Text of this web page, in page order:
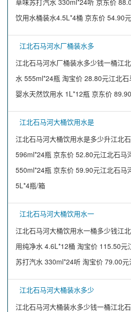
草味苏打汽水 330ml*24听 京东价
饮用水桶装水4.5L*4桶 京东价 54.90
江北石马河水厂桶装水多
江北石马河水厂桶装水多少钱一桶江
水 555ml*24瓶 淘宝价 28.80元江北
婴水天然饮用水 1L*12瓶 京东价
江北石马河大桶饮用水是
江北石马河大桶饮用水是多少升江北
596ml*24瓶 京东价 52.80元江北石马
550ml*24瓶 京东价 59.90元江北石马
5L*4瓶/箱
江北石马河大桶饮用水一
江北石马河大桶饮用水一桶多少钱江
用纯净水 4.6L*12桶 淘宝价 115.50元
苏打汽水 330ml*24听 淘宝价 79.00
江北石马河大桶装水多少
江北石马河大桶装水多少钱一桶江北